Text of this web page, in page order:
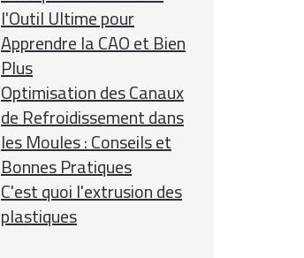
l'Outil Ultime pour
Apprendre la CAO et Bien
Plus
Optimisation des Canaux
de Refroidissement dans
les Moules : Conseils et
Bonnes Pratiques
C'est quoi l'extrusion des
plastiques